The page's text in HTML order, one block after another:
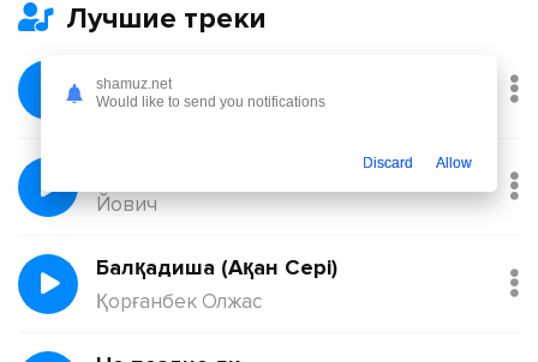
Лучшие треки
Февраль
Никита Киоссе, Фейгин
Йович
Балқадиша (Ақан Сері)
Қорғанбек Олжас
shamuz.net
Would like to send you notifications
Discard Allow